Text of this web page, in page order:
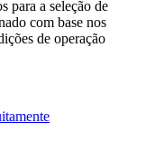
para a seleção de
com base nos
de operação